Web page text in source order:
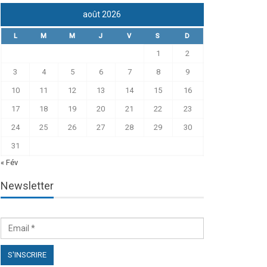
août 2026
L M M J V S D
1 2
3 4 5 6 7 8 9
10 11 12 13 14 15 16
17 18 19 20 21 22 23
24 25 26 27 28 29 30
31
« Fév
Newsletter